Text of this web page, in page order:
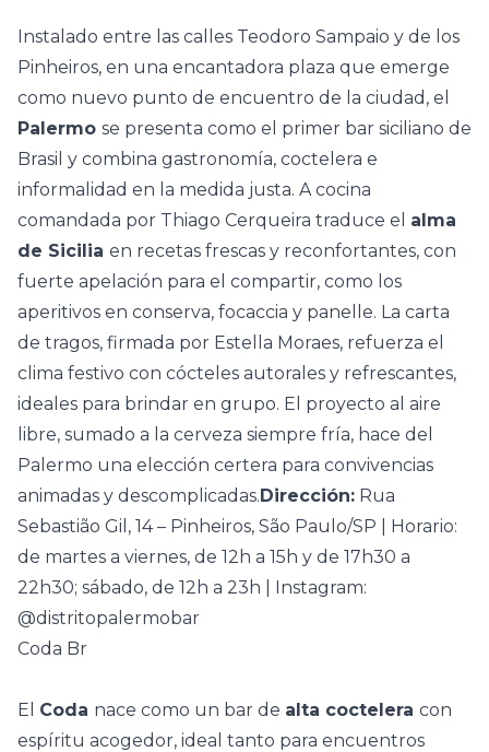
Instalado entre las calles Teodoro Sampaio y de los
Pinheiros, en una encantadora plaza que emerge
como nuevo punto de encuentro de la ciudad, el
Palermo se presenta como el primer bar siciliano de
Brasil y combina gastronomía, coctelera e
informalidad en la medida justa. A cocina
comandada por Thiago Cerqueira traduce el alma
de Sicilia en recetas frescas y reconfortantes, con
fuerte apelación para el compartir, como los
aperitivos en conserva, focaccia y panelle. La carta
de tragos, firmada por Estella Moraes, refuerza el
clima festivo con cócteles autorales y refrescantes,
ideales para brindar en grupo. El proyecto al aire
libre, sumado a la cerveza siempre fría, hace del
Palermo una elección certera para convivencias
animadas y descomplicadas.Dirección: Rua
Sebastião Gil, 14 – Pinheiros, São Paulo/SP | Horario:
de martes a viernes, de 12h a 15h y de 17h30 a
22h30; sábado, de 12h a 23h | Instagram:
@distritopalermobar
Coda Br
El Coda nace como un bar de alta coctelera con
espíritu acogedor, ideal tanto para encuentros